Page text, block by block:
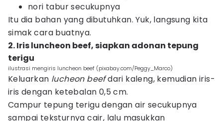
nori tabur secukupnya
Itu dia bahan yang dibutuhkan. Yuk, langsung kita
simak cara buatnya.
2. Iris luncheon beef, siapkan adonan tepung
terigu
ilustrasi mengiris luncheon beef (pixabay.com/Peggy_Marco)
Keluarkan lucheon beefdari kaleng, kemudian iris-
iris dengan ketebalan 0,5 cm.
Campur tepung terigu dengan air secukupnya
sampai teksturnya cair, lalu masukkan